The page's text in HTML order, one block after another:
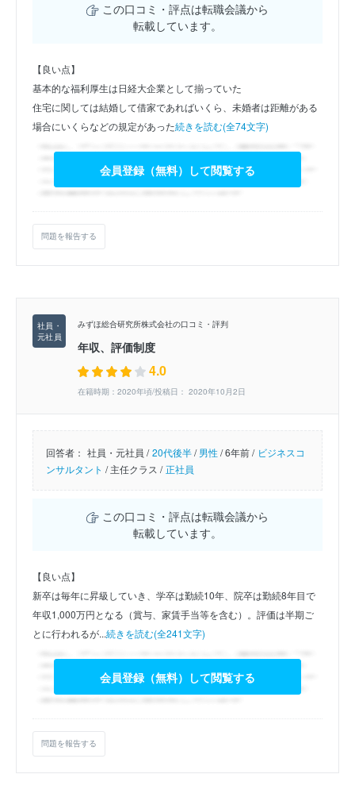
この口コミ・評点は転職会議から
転載しています。
【良い点】
基本的な福利厚生は日経大企業として揃っていた
住宅に関しては結婚して借家であればいくら、未婚者は距離がある
場合にいくらなどの規定があった続きを読む(全74文字)
会員登録（無料）して閲覧する
問題を報告する
みずほ総合研究所株式会社の口コミ・評判
年収、評価制度
4.0
在籍時期：2020年頃/投稿日： 2020年10月2日
回答者： 社員・元社員 / 20代後半/男性/6年前 / ビジネスコ
ンサルタント /主任クラス / 正社員
この口コミ・評点は転職会議から
転載しています。
【良い点】
新卒は毎年に昇級していき、学卒は勤続10年、院卒は勤続8年目で
年収1,000万円となる（賞与、家賃手当等を含む）。評価は半期ご
とに行われるが...続きを読む(全241文字)
会員登録（無料）して閲覧する
問題を報告する